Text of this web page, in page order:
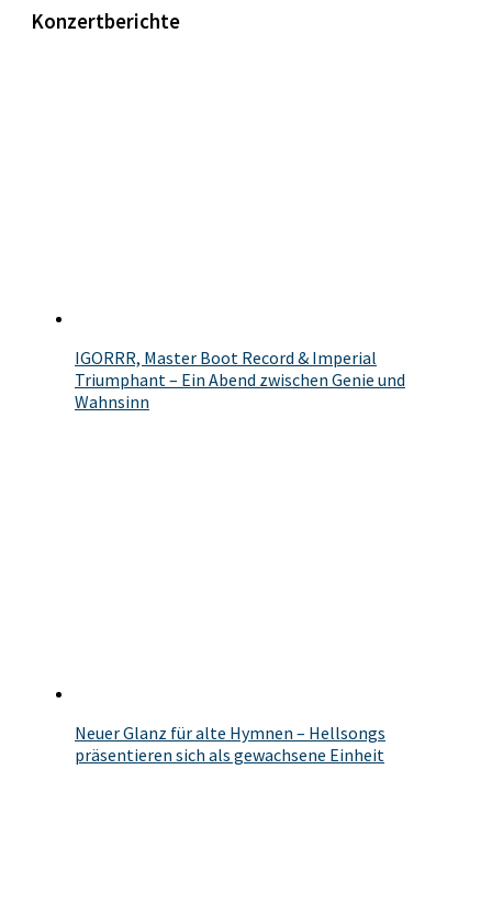
Konzertberichte
IGORRR, Master Boot Record & Imperial
Triumphant – Ein Abend zwischen Genie und
Wahnsinn
Neuer Glanz für alte Hymnen – Hellsongs
präsentieren sich als gewachsene Einheit